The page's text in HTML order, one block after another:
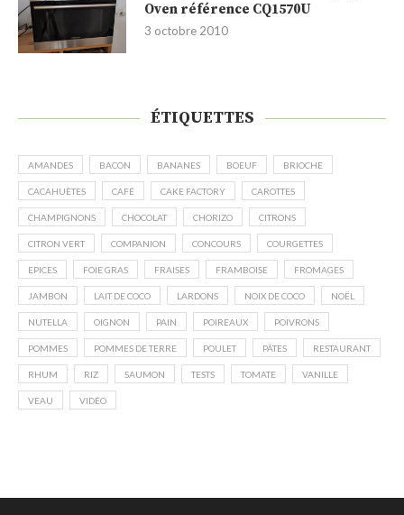
Oven référence CQ1570U
3 octobre 2010
ÉTIQUETTES
AMANDES BACON BANANES BOEUF BRIOCHE
CACAHUÈTES CAFÉ CAKE FACTORY CAROTTES
CHAMPIGNONS CHOCOLAT CHORIZO CITRONS
CITRON VERT COMPANION CONCOURS COURGETTES
EPICES FOIE GRAS FRAISES FRAMBOISE FROMAGES
JAMBON LAIT DE COCO LARDONS NOIX DE COCO NOËL
NUTELLA OIGNON PAIN POIREAUX POIVRONS
POMMES POMMES DE TERRE POULET PÂTES RESTAURANT
RHUM RIZ SAUMON TESTS TOMATE VANILLE
VEAU VIDÉO